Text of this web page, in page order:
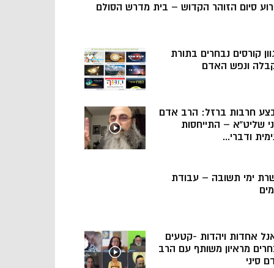
סיום הזוהר הקדוש – בית מדרש הסולם
קורסים נבחרים בתורת
ונפש האדם
חרבות ברזל: הרב אדם
שליט”א – התייחסות
ודברי...
ימי תשובה – עבודת
אחדות ויהדות -קטעים
מראיון משותף עם הרב
סיני